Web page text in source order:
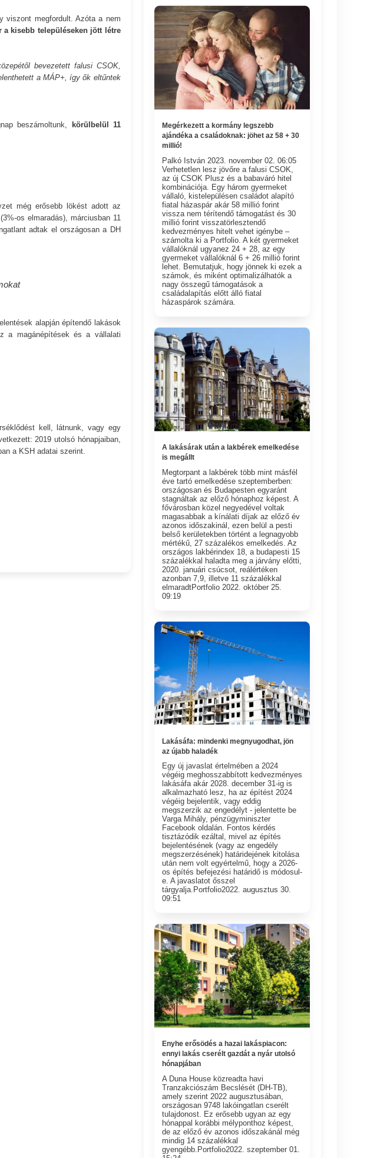
viszont megfordult. Azóta a nem
a kisebb településeken jött létre
bevezetett falusi CSOK,
a MÁP+, így ők eltűntek
beszámoltunk, körülbelül 11
még erősebb lökést adott az
os elmaradás), márciusban 11
adtak el országosan a DH
alapján építendő lakások
a magánépítések és a vállalati
kell, látnunk, vagy egy
2019 utolsó hónapjaiban,
a KSH adatai szerint.
Megérkezett a kormány legszebb
ajándéka a családoknak: jöhet az 58 + 30
millió!
Palkó István 2023. november 02. 06:05​
Verhetetlen lesz jövőre a falusi CSOK,
az új CSOK Plusz és a babaváró hitel
kombinációja. Egy három gyermeket
vállaló, kistelepülésen családot alapító
fiatal házaspár akár 58 millió forint
vissza nem térítendő támogatást és 30
millió forint visszatörlesztendő
kedvezményes hitelt vehet igénybe –
számolta ki a Portfolio. A két gyermeket
vállalóknál ugyanez 24 + 28, az egy
gyermeket vállalóknál 6 + 26 millió forint
lehet. Bemutatjuk, hogy jönnek ki ezek a
számok, és miként optimalizálhatók a
nagy összegű támogatások a
családalapítás előtt álló fiatal
házaspárok számára.
A lakásárak után a lakbérek emelkedése
is megállt
Megtorpant a lakbérek több mint másfél
éve tartó emelkedése szeptemberben:
országosan és Budapesten egyaránt
stagnáltak az előző hónaphoz képest. A
fővárosban közel negyedével voltak
magasabbak a kínálati díjak az előző év
azonos időszakinál, ezen belül a pesti
belső kerületekben történt a legnagyobb
mértékű, 27 százalékos emelkedés. Az
országos lakbérindex 18, a budapesti 15
százalékkal haladta meg a járvány előtti,
2020. januári csúcsot, reálértéken
azonban 7,9, illetve 11 százalékkal
elmaradtPortfolio 2022. október 25.
09:19
Lakásáfa: mindenki megnyugodhat, jön
az újabb haladék
Egy új javaslat értelmében a 2024
végéig meghosszabbított kedvezményes
lakásáfa akár 2028. december 31-ig is
alkalmazható lesz, ha az építést 2024
végéig bejelentik, vagy eddig
megszerzik az engedélyt - jelentette be
Varga Mihály, pénzügyminiszter
Facebook oldalán. Fontos kérdés
tisztázódik ezáltal, mivel az építés
bejelentésének (vagy az engedély
megszerzésének) határidejének kitolása
után nem volt egyértelmű, hogy a 2026-
os építés befejezési határidő is módosul-
e. A javaslatot ősszel
tárgyalja.Portfolio2022. augusztus 30.
09:51
Enyhe erősödés a hazai lakáspiacon:
ennyi lakás cserélt gazdát a nyár utolsó
hónapjában
A Duna House közreadta havi
Tranzakciószám Becslését (DH-TB),
amely szerint 2022 augusztusában,
országosan 9748 lakóingatlan cserélt
tulajdonost. Ez erősebb ugyan az egy
hónappal korábbi mélyponthoz képest,
de az előző év azonos időszakánál még
mindig 14 százalékkal
gyengébb.Portfolio2022. szeptember 01.